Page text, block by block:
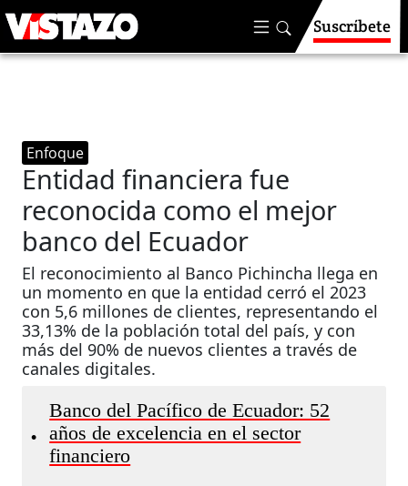
Suscríbete
Enfoque
Entidad financiera fue
reconocida como el mejor
banco del Ecuador
El reconocimiento al Banco Pichincha llega en
un momento en que la entidad cerró el 2023
con 5,6 millones de clientes, representando el
33,13% de la población total del país, y con
más del 90% de nuevos clientes a través de
canales digitales.
•
Banco del Pacífico de Ecuador: 52
años de excelencia en el sector
financiero